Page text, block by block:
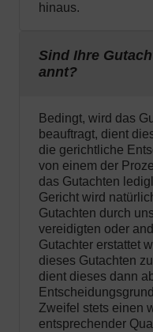
hinaus.
Sind Ihre
annt?
Bedingt, wird das
beauftragt, dient
die gerichtliche
von einem der
das Gutachten
Gericht wird
Gutachten durch
vereidigten oder
Gutachter erstattet
dieses Gutachten
dient dieses dann
Zweifel stets einen
entsprechender